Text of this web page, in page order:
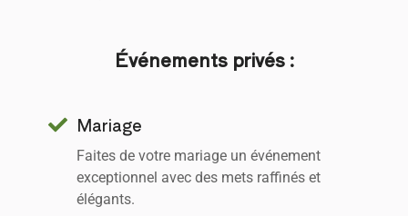
Événements privés :
Mariage
Faites de votre mariage un événement
exceptionnel avec des mets raffinés et
élégants.